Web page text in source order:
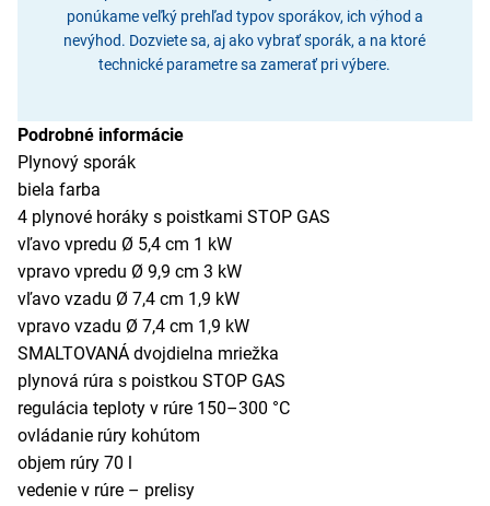
ponúkame veľký prehľad typov sporákov, ich výhod a
nevýhod. Dozviete sa, aj ako vybrať sporák, a na ktoré
technické parametre sa zamerať pri výbere.
Podrobné informácie
Plynový sporák
biela farba
4 plynové horáky s poistkami STOP GAS
vľavo vpredu Ø 5,4 cm 1 kW
vpravo vpredu Ø 9,9 cm 3 kW
vľavo vzadu Ø 7,4 cm 1,9 kW
vpravo vzadu Ø 7,4 cm 1,9 kW
SMALTOVANÁ dvojdielna mriežka
plynová rúra s poistkou STOP GAS
regulácia teploty v rúre 150–300 °C
ovládanie rúry kohútom
objem rúry 70 l
vedenie v rúre – prelisy